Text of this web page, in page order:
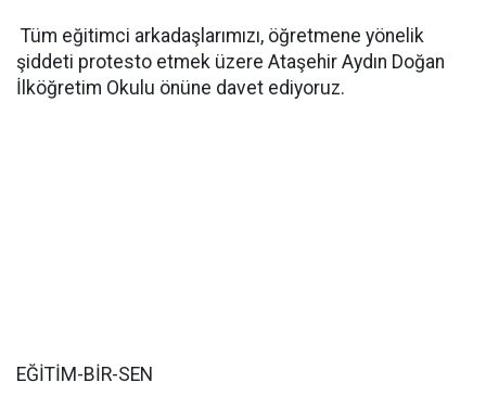
Tüm eğitimci arkadaşlarımızı, öğretmene yönelik
şiddeti protesto etmek üzere Ataşehir Aydın Doğan
İlköğretim Okulu önüne davet ediyoruz.
EĞİTİM-BİR-SEN